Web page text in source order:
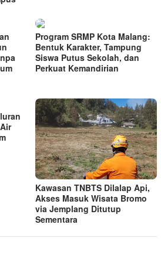
Program SRMP Kota Malang:
Bentuk Karakter, Tampung
Siswa Putus Sekolah, dan
Perkuat Kemandirian
Kawasan TNBTS Dilalap Api,
Akses Masuk Wisata Bromo
via Jemplang Ditutup
Sementara